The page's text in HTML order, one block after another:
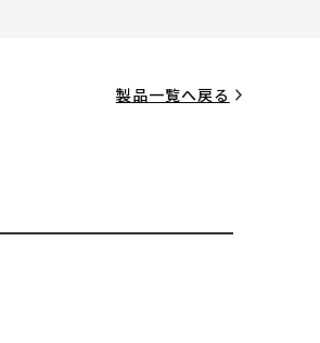
製品一覧へ戻る